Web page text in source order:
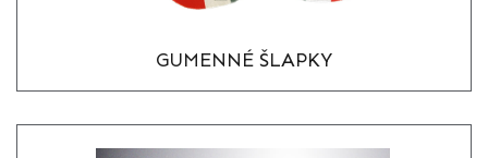
GUMENNÉ ŠLAPKY